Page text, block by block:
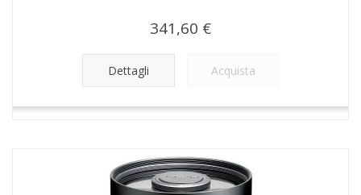
341,60 €
Dettagli Acquista